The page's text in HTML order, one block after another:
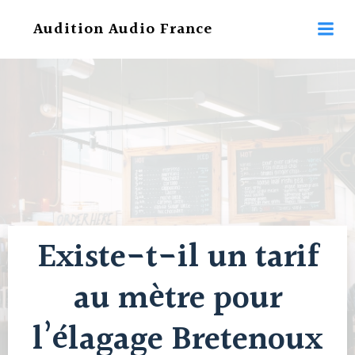
au
Audition Audio France
Existe-t-il un tarif
au mètre pour
l’élagage Bretenoux